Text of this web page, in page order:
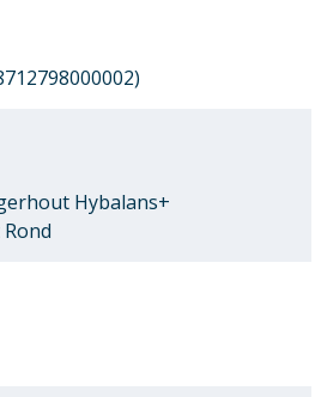
Hybalans+